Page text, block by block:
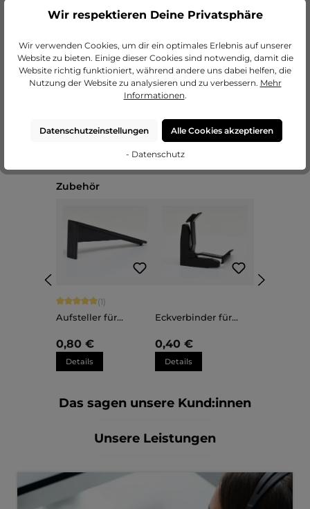
Produktgalerie überspringen
Zubehör
Durchschnittliche Bewertung von 5 von 5 Sternen
(1)
Aufsteller für
Sara
0,80 €
Details
Eckverbinder für
Sara
0,40 €
Details
Das sagen unsere Kund:innen
Unsere Leistungen
Wir respektieren Deine Privatsphäre
Wir verwenden Cookies, um dir ein optimales Erlebnis auf unserer
Website zu bieten. Einige dieser Cookies sind notwendig, damit die
Website richtig funktioniert, während andere uns dabei helfen, die
Nutzung der Website zu analysieren und zu verbessern. Mehr
Informationen.
Datenschutzeinstellungen Alle Cookies akzeptieren
- Datenschutz